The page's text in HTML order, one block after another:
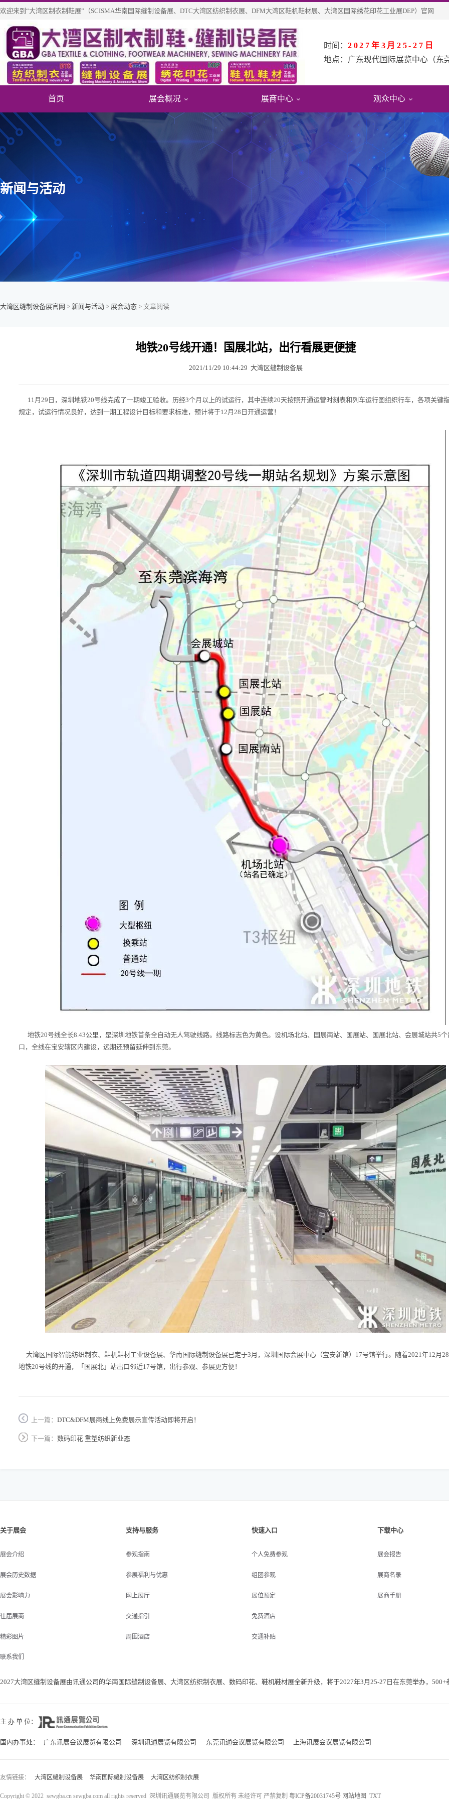
欢迎来到“大湾区制衣制鞋展”（SCISMA华南国际缝制设备展、DTC大湾区纺织制衣展、DFM大湾区鞋机鞋材展、大湾区国际绣花印花工业展DEP）官网
时间： 2027年3月25-27日
地点： 广东现代国际展览中心（东
首页 展会概况
关于展会
展会历史数据
展会影响力
展会影响力
展商中心
展商信息
新品技术
展位申请
参展福利&优惠
观众中心
免费参观报名
重磅观众福利
参观指引
交通指引
新闻与活动
大湾区缝制设备展官网 > 新闻与活动 > 展会动态 > 文章阅读
地铁20号线开通！国展北站，出行看展更便捷
2021/11/29 10:44:29 大湾区缝制设备展
11月29日，深圳地铁20号线完成了一期竣工验收。历经3个月以上的试运行，其中连续20天按照开通运营时刻表和列车运行图组织行车，各项关键
规定，试运行情况良好，达到一期工程设计目标和要求标准，预计将于12月28日开通运营！
地铁20号线全长8.43公里，是深圳地铁首条全自动无人驾驶线路。线路标志色为黄色。设机场北站、国展南站、国展站、国展北站、会展城站共5个
口，全线在宝安辖区内建设，远期还预留延伸到东莞。
大湾区国际智能纺织制衣、鞋机鞋材工业设备展、华南国际缝制设备展已定于3月，深圳国际会展中心（宝安新馆）17号馆举行。随着2021年12月
地铁20号线的开通，「国展北」站出口邻近17号馆，出行参观、参展更方便！
上一篇： DTC&DFM展商线上免费展示宣传活动即将开启！
下一篇： 数码印花 重塑纺织新业态
关于展会
展会介绍
展会历史数据
展会影响力
往届展商
精彩图片
联系我们
支持与服务
参观指南
参展福利与优惠
网上展厅
交通指引
周围酒店
快速入口
个人免费参观
组团参观
展位预定
免费酒店
交通补贴
下载中心
展会报告
展商名录
展商手册
2027大湾区缝制设备展由讯通公司的华南国际缝制设备展、大湾区纺织制衣展、数码印花、鞋机鞋材展全新升级，将于2027年3月25-27日在东莞举办，
主 办 单 位：
国内办事处： 广东讯展会议展览有限公司 深圳讯通展览有限公司 东莞讯通会议展览有限公司 上海讯展会议展览有限公司
友情链接： 大湾区缝制设备展 华南国际缝制设备展 大湾区纺织制衣展
Copyright © 2022 sewgba.cn sewgba.com all rights reserved 深圳讯通展览有限公司 版权所有 未经许可 严禁复制 粤ICP备20031745号 网站地图 TXT